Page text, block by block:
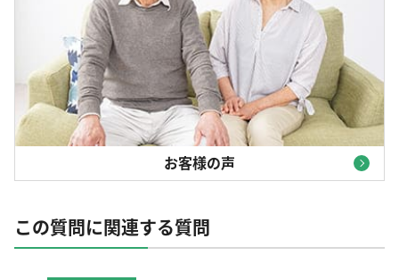
お客様の声
この質問に関連する質問